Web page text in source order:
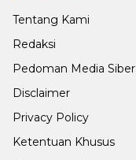
Tentang Kami
Redaksi
Pedoman Media Siber
Disclaimer
Privacy Policy
Ketentuan Khusus